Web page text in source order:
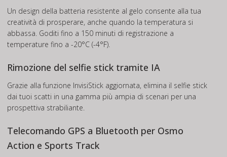
Un design della batteria resistente al gelo consente alla tua
creatività di prosperare, anche quando la temperatura si
abbassa. Goditi fino a 150 minuti di registrazione a
temperature fino a -20°C (-4°F).
Rimozione del selfie stick tramite IA
Grazie alla funzione InvisiStick aggiornata, elimina il selfie stick
dai tuoi scatti in una gamma più ampia di scenari per una
prospettiva strabiliante.
Telecomando GPS a Bluetooth per Osmo
Action e Sports Track